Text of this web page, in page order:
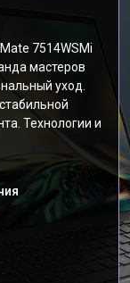
7514WSMi
мастеров
уход.
Технологии и